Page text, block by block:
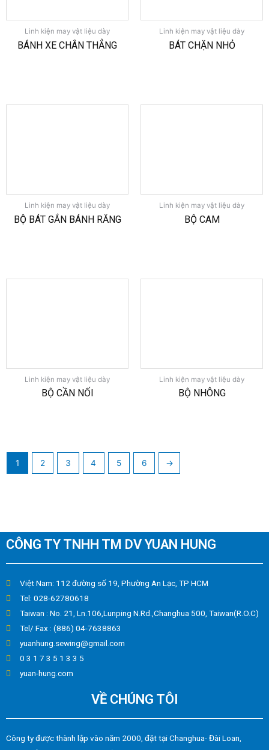
Linh kiện may vật liệu dày
BÁNH XE CHÂN THẲNG
Linh kiện may vật liệu dày
BÁT CHẶN NHỎ
Linh kiện may vật liệu dày
BỘ BÁT GẮN BÁNH RĂNG
Linh kiện may vật liệu dày
BỘ CAM
Linh kiện may vật liệu dày
BỘ CẦN NỐI
Linh kiện may vật liệu dày
BỘ NHÔNG
1 2 3 4 5 6 →
CÔNG TY TNHH TM DV YUAN HUNG
Việt Nam: 112 đường số 19, Phường An Lạc, TP HCM
Tel: 028-62780618
Taiwan : No. 21, Ln.106,Lunping N.Rd.,Changhua 500, Taiwan(R.O.C)
Tel/ Fax : (886) 04-7638863
yuanhung.sewing@gmail.com
0 3 1 7 3 5 1 3 3 5
yuan-hung.com
VỀ CHÚNG TÔI
Công ty được thành lập vào năm 2000, đặt tại Changhua- Đài Loan,